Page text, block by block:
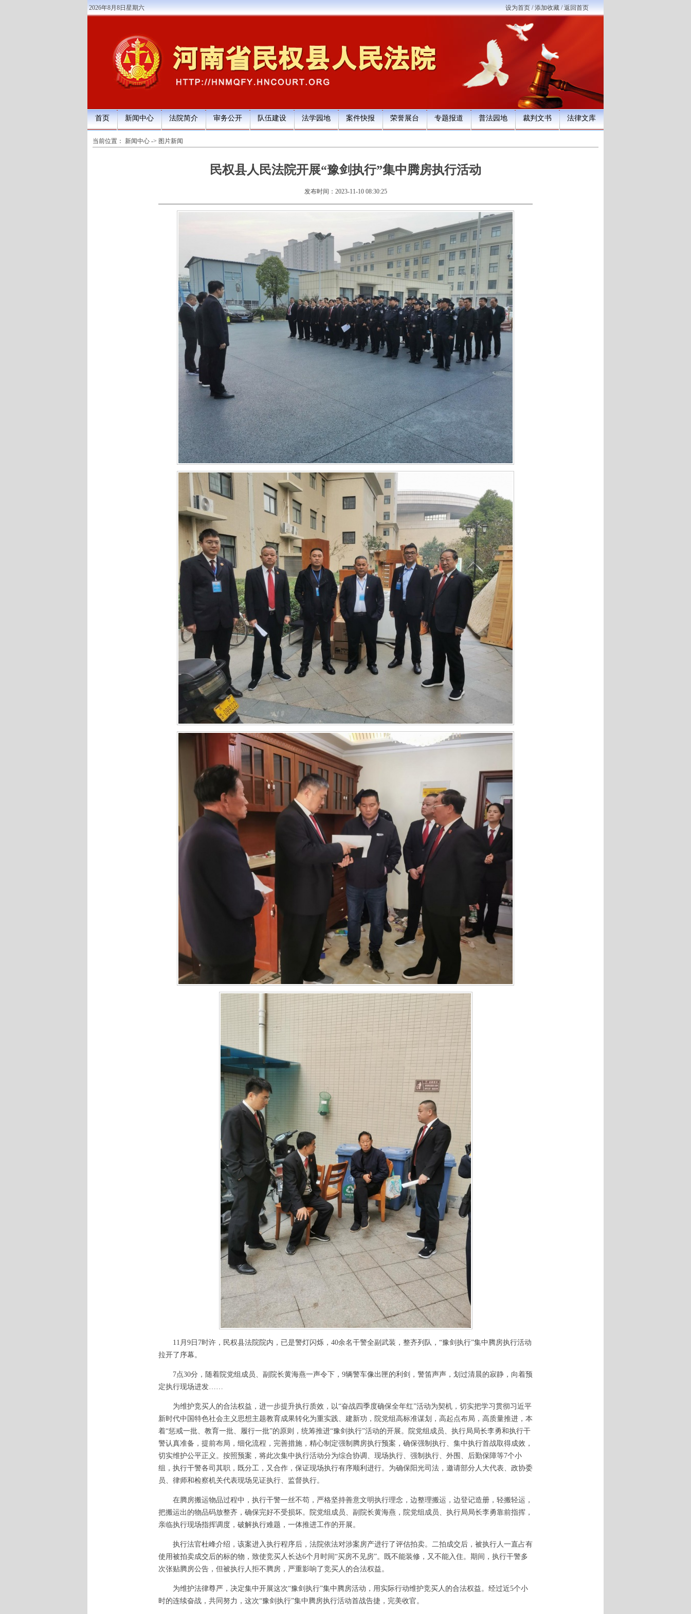
2026年8月8日星期六 设为首页/添加收藏/返回首页
首页 新闻中心 法院简介 审务公开 队伍建设 法学园地 案件快报 荣誉展台 专题报道 普法园地 裁判文书 法律文库
当前位置： 新闻中心 -> 图片新闻
民权县人民法院开展“豫剑执行”集中腾房执行活动
发布时间：2023-11-10 08:30:25
11月9日7时许，民权县法院院内，已是警灯闪烁，40余名干警全副武装，整齐列队，“豫剑执行”集中腾房执行活动
拉开了序幕。
7点30分，随着院党组成员、副院长黄海燕一声令下，9辆警车像出匣的利剑，警笛声声，划过清晨的寂静，向着预
定执行现场进发……
为维护竞买人的合法权益，进一步提升执行质效，以“奋战四季度确保全年红”活动为契机，切实把学习贯彻习近平
新时代中国特色社会主义思想主题教育成果转化为重实践、建新功，院党组高标准谋划，高起点布局，高质量推进，本
着“惩戒一批、教育一批、履行一批”的原则，统筹推进“豫剑执行”活动的开展。院党组成员、执行局局长李勇和执行干
警认真准备，提前布局，细化流程，完善措施，精心制定强制腾房执行预案，确保强制执行、集中执行首战取得成效，
切实维护公平正义。按照预案，将此次集中执行活动分为综合协调、现场执行、强制执行、外围、后勤保障等7个小
组，执行干警各司其职，既分工，又合作，保证现场执行有序顺利进行。为确保阳光司法，邀请部分人大代表、政协委
员、律师和检察机关代表现场见证执行、监督执行。
在腾房搬运物品过程中，执行干警一丝不苟，严格坚持善意文明执行理念，边整理搬运，边登记造册，轻搬轻运，
把搬运出的物品码放整齐，确保完好不受损坏。院党组成员、副院长黄海燕，院党组成员、执行局局长李勇靠前指挥，
亲临执行现场指挥调度，破解执行难题，一体推进工作的开展。
执行法官杜峰介绍，该案进入执行程序后，法院依法对涉案房产进行了评估拍卖。二拍成交后，被执行人一直占有
使用被拍卖成交后的标的物，致使竞买人长达6个月时间“买房不见房”。既不能装修，又不能入住。期间，执行干警多
次张贴腾房公告，但被执行人拒不腾房，严重影响了竞买人的合法权益。
为维护法律尊严，决定集中开展这次“豫剑执行”集中腾房活动，用实际行动维护竞买人的合法权益。经过近5个小
时的连续奋战，共同努力，这次“豫剑执行”集中腾房执行活动首战告捷，完美收官。